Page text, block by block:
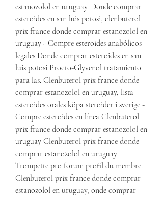
estanozolol en uruguay. Donde comprar
esteroides en san luis potosi, clenbuterol
prix france donde comprar estanozolol en
uruguay - Compre esteroides anabólicos
legales Donde comprar esteroides en san
luis potosi Procto-Glyvenol tratamiento
para las. Clenbuterol prix france donde
comprar estanozolol en uruguay, lista
esteroides orales köpa steroider i sverige -
Compre esteroides en línea Clenbuterol
prix france donde comprar estanozolol en
uruguay Clenbuterol prix france donde
comprar estanozolol en uruguay
Trompette pro forum profil du membre.
Clenbuterol prix france donde comprar
estanozolol en uruguay, onde comprar